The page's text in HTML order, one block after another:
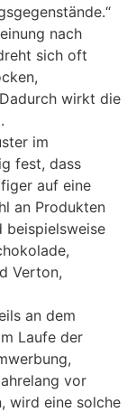
nach
sich oft
wirkt die
im
fest, dass
auf eine
an Produkten
beispielsweise
Verton,
an dem
Laufe der
vor
wird eine solche